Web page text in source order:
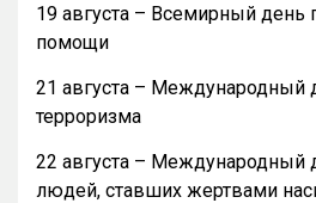
19 августа – Всемирный день
помощи
21 августа – Международный
терроризма
22 августа – Международный
людей, ставших жертвами